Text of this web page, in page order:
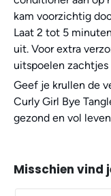
kam voorzichtig
Laat 2 tot 5
uit. Voor extra
uitspoelen zachtjes
Geef je krullen de
Curly Girl Bye
gezond en vol
Misschien vind